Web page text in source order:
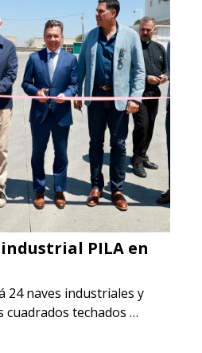
PILA en
24 naves industriales y
cuadrados techados …